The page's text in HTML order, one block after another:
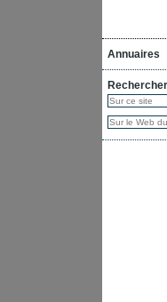
Annuaires
Rechercher